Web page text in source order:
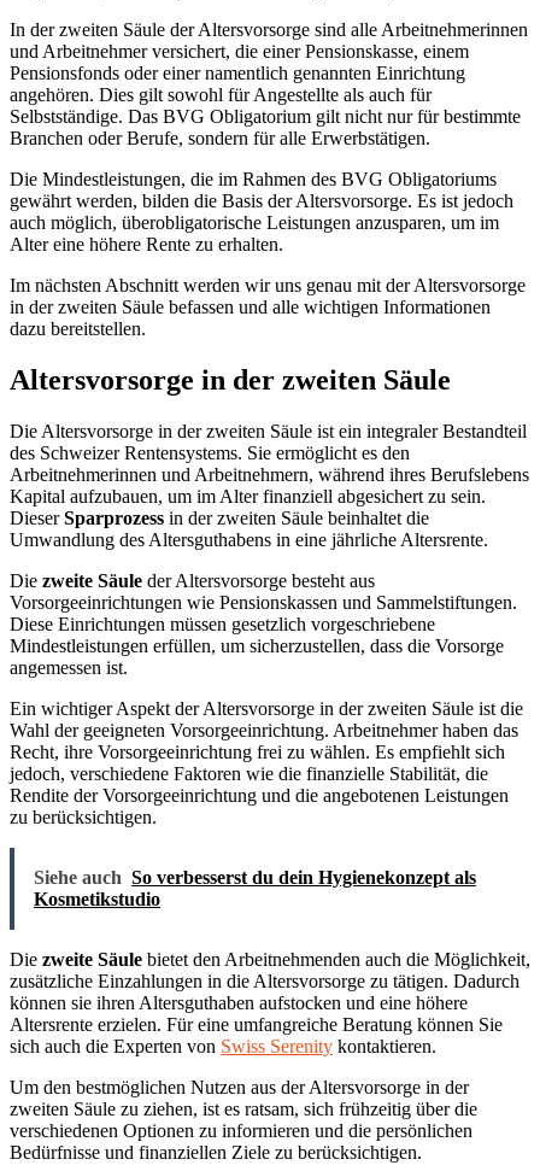
In der zweiten Säule der Altersvorsorge sind alle Arbeitnehmerinnen
und Arbeitnehmer versichert, die einer Pensionskasse, einem
Pensionsfonds oder einer namentlich genannten Einrichtung
angehören. Dies gilt sowohl für Angestellte als auch für
Selbstständige. Das BVG Obligatorium gilt nicht nur für bestimmte
Branchen oder Berufe, sondern für alle Erwerbstätigen.
Die Mindestleistungen, die im Rahmen des BVG Obligatoriums
gewährt werden, bilden die Basis der Altersvorsorge. Es ist jedoch
auch möglich, überobligatorische Leistungen anzusparen, um im
Alter eine höhere Rente zu erhalten.
Im nächsten Abschnitt werden wir uns genau mit der Altersvorsorge
in der zweiten Säule befassen und alle wichtigen Informationen
dazu bereitstellen.
Altersvorsorge in der zweiten Säule
Die Altersvorsorge in der zweiten Säule ist ein integraler Bestandteil
des Schweizer Rentensystems. Sie ermöglicht es den
Arbeitnehmerinnen und Arbeitnehmern, während ihres Berufslebens
Kapital aufzubauen, um im Alter finanziell abgesichert zu sein.
DieserSparprozess in der zweiten Säule beinhaltet die
Umwandlung des Altersguthabens in eine jährliche Altersrente.
Die zweite Säule der Altersvorsorge besteht aus
Vorsorgeeinrichtungen wie Pensionskassen und Sammelstiftungen.
Diese Einrichtungen müssen gesetzlich vorgeschriebene
Mindestleistungen erfüllen, um sicherzustellen, dass die Vorsorge
angemessen ist.
Ein wichtiger Aspekt der Altersvorsorge in der zweiten Säule ist die
Wahl der geeigneten Vorsorgeeinrichtung. Arbeitnehmer haben das
Recht, ihre Vorsorgeeinrichtung frei zu wählen. Es empfiehlt sich
jedoch, verschiedene Faktoren wie die finanzielle Stabilität, die
Rendite der Vorsorgeeinrichtung und die angebotenen Leistungen
zu berücksichtigen.
Siehe auch So verbesserst du dein Hygienekonzept als
Kosmetikstudio
Die zweite Säule bietet den Arbeitnehmenden auch die Möglichkeit,
zusätzliche Einzahlungen in die Altersvorsorge zu tätigen. Dadurch
können sie ihren Altersguthaben aufstocken und eine höhere
Altersrente erzielen. Für eine umfangreiche Beratung können Sie
sich auch die Experten von Swiss Serenity kontaktieren.
Um den bestmöglichen Nutzen aus der Altersvorsorge in der
zweiten Säule zu ziehen, ist es ratsam, sich frühzeitig über die
verschiedenen Optionen zu informieren und die persönlichen
Bedürfnisse und finanziellen Ziele zu berücksichtigen.